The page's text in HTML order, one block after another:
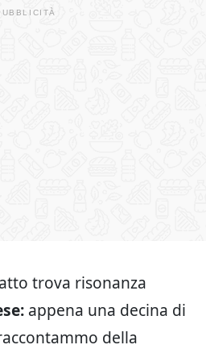
trova risonanza
appena una decina di
della